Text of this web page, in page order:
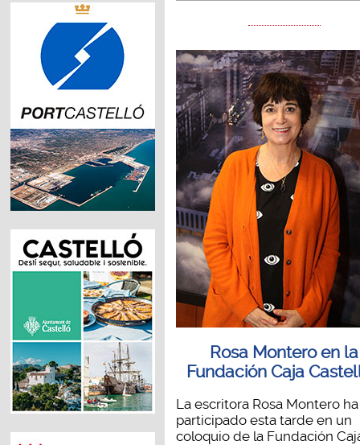
Rosa Montero en la
Fundación Caja
La escritora Rosa Montero ha
participado esta tarde en un
coloquio de la Fundación